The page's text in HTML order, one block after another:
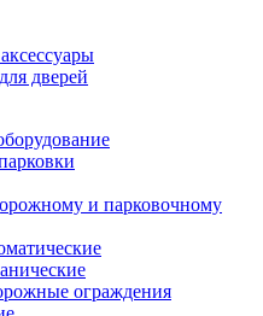
дверей
и парковочному
ограждения